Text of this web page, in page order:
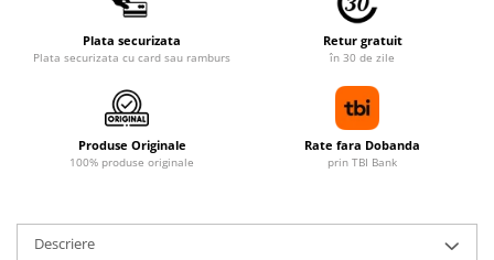
Plata securizata
Plata securizata cu card sau ramburs
Retur gratuit
în 30 de zile
Produse Originale
100% produse originale
Rate fara Dobanda
prin TBI Bank
Descriere